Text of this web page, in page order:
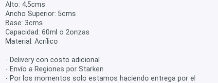
Alto: 4,5cms
Ancho Superior: 5cms
Base: 3cms
Capacidad: 60ml o 2onzas
Material: Acrílico
- Delivery con costo adicional
- Envío a Regiones por Starken
- Por los momentos solo estamos haciendo entrega por el